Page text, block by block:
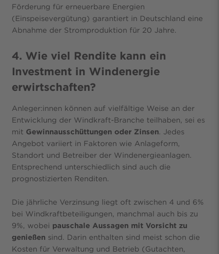
Förderung für erneuerbare Energien
(Einspeisevergütung) garantiert in Deutschland eine
Abnahme der Stromproduktion für 20 Jahre.
4. Wie viel Rendite kann ein
Investment in Windenergie
erwirtschaften?
Anleger:innen können auf vielfältige Weise an der
Entwicklung der Windkraft-Branche teilhaben, sei es
mit Gewinnausschüttungen oder Zinsen. Jedes
Angebot variiert in Faktoren wie Anlageform,
Standort und Betreiber der Windenergieanlagen.
Entsprechend unterschiedlich sind auch die
prognostizierten Renditen.
Die jährliche Verzinsung liegt oft zwischen 4 und 6%
bei Windkraftbeteiligungen, manchmal auch bis zu
9%, wobei pauschale Aussagen mit Vorsicht zu
genießen sind. Darin enthalten sind meist schon die
Kosten für Verwaltung und Betrieb (Gutachten,